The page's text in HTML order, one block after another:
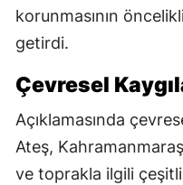
korunmasının
getirdi.
Çevresel
Açıklamasında
Ateş,
ve toprakla ilgili çeşitli